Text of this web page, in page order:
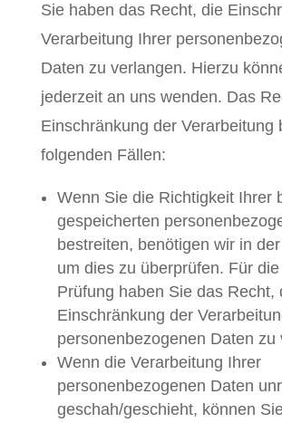
Sie haben das Recht, die
Verarbeitung Ihrer
Daten zu verlangen. Hierzu
jederzeit an uns wenden. Das
Einschränkung der Verarbeitung
folgenden Fällen:
Wenn Sie die Richtigkeit Ihrer
gespeicherten
bestreiten, benötigen wir in
um dies zu überprüfen. Für
Prüfung haben Sie das Recht,
Einschränkung der
personenbezogenen Daten zu
Wenn die Verarbeitung Ihrer
personenbezogenen Daten
geschah/geschieht, können